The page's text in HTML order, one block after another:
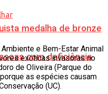
medalha de bronze
com deficiência
e Bem-Estar Animal
exóticas invasoras no
de Oliveira (Parque do
as espécies causam
(UC).